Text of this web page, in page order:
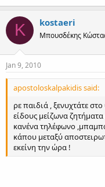
K kostaeri
Μπουσδέκης
Jan 9, 2010
apostoloskalpakidis said:
ρε παιδιά , ξενυχτάτε
είδους μείζωνα
κανένα τηλέφωνο
κάπου μεταξύ
εκείνη την ώρα !